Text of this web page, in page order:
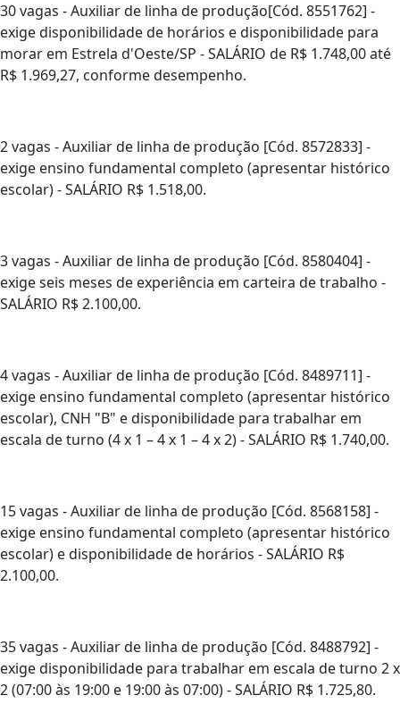
30 vagas - Auxiliar de linha de produção[Cód. 8551762] -
exige disponibilidade de horários e disponibilidade para
morar em Estrela d'Oeste/SP - SALÁRIO de R$ 1.748,00 até
R$ 1.969,27, conforme desempenho.
2 vagas - Auxiliar de linha de produção [Cód. 8572833] -
exige ensino fundamental completo (apresentar histórico
escolar) - SALÁRIO R$ 1.518,00.
3 vagas - Auxiliar de linha de produção [Cód. 8580404] -
exige seis meses de experiência em carteira de trabalho -
SALÁRIO R$ 2.100,00.
4 vagas - Auxiliar de linha de produção [Cód. 8489711] -
exige ensino fundamental completo (apresentar histórico
escolar), CNH "B" e disponibilidade para trabalhar em
escala de turno (4 x 1 – 4 x 1 – 4 x 2) - SALÁRIO R$ 1.740,00.
15 vagas - Auxiliar de linha de produção [Cód. 8568158] -
exige ensino fundamental completo (apresentar histórico
escolar) e disponibilidade de horários - SALÁRIO R$
2.100,00.
35 vagas - Auxiliar de linha de produção [Cód. 8488792] -
exige disponibilidade para trabalhar em escala de turno 2 x
2 (07:00 às 19:00 e 19:00 às 07:00) - SALÁRIO R$ 1.725,80.